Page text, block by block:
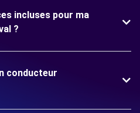
incluses pour ma
?
conducteur